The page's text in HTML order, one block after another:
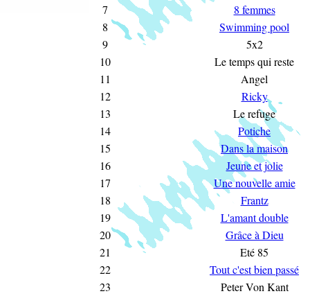
7
8 femmes
8
Swimming pool
9
5x2
10
Le temps qui reste
11
Angel
12
Ricky
13
Le refuge
14
Potiche
15
Dans la maison
16
Jeune et jolie
17
Une nouvelle amie
18
Frantz
19
L'amant double
20
Grâce à Dieu
21
Eté 85
22
Tout c'est bien passé
23
Peter Von Kant